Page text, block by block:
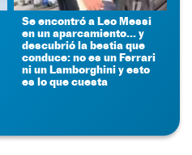
Se encontró a Leo Messi
en un aparcamiento... y
descubrió la bestia que
conduce: no es un Ferrari
ni un Lamborghini y esto
es lo que cuesta